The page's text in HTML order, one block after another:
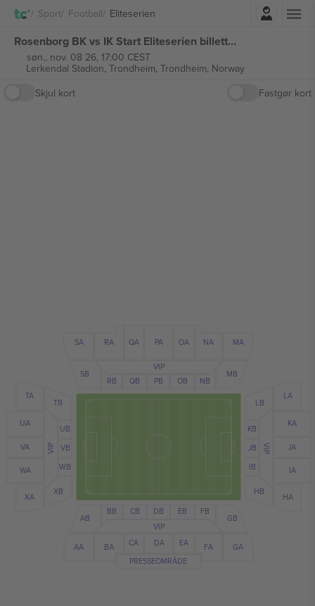
Sport Football Eliteserien
Rosenborg BK vs IK Start Eliteserien billetter
søn., nov. 08 26, 17:00 CEST
Lerkendal Stadion, Trondheim, Trondheim, Norway
Skjul kort
Fastgør kort
SB
CB DB EB
QB PB OB
AB
BB FB
GB
RB NB
MB
CA DA EA
QA PA OA
BA FA
RA NA
AA GA
SA MA
TB
UB
VB
WB
XB
LB
KB
JB
IB
HB
TA
UA
VA
WA
XA
LA
KA
JA
IA
HA
VIP
VIP
VIP VIP
PRESSEOMRÅDE